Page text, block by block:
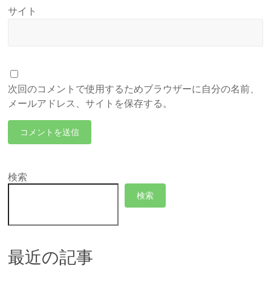
サイト
次回のコメントで使用するためブラウザーに自分の名前、
メールアドレス、サイトを保存する。
検索
検索
最近の記事